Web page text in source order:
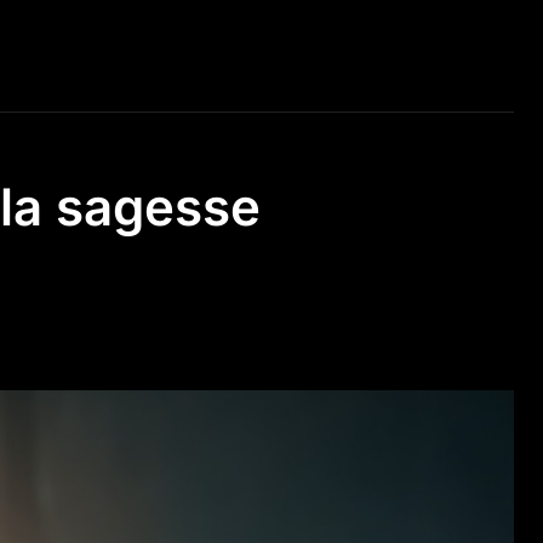
sagesse